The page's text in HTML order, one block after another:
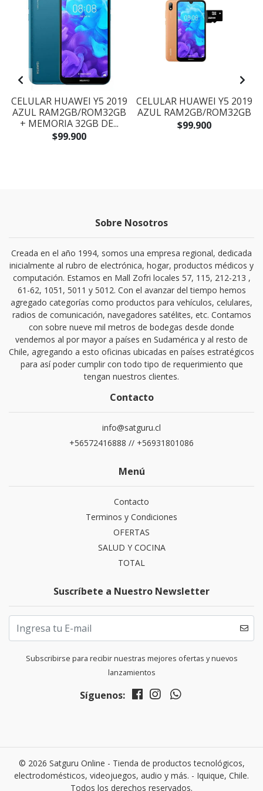
CELULAR HUAWEI Y5 2019
AZUL RAM2GB/ROM32GB
+ MEMORIA 32GB DE...
$99.900
CELULAR HUAWEI Y5 2019
AZUL RAM2GB/ROM32GB
$99.900
Sobre Nosotros
Creada en el año 1994, somos una empresa regional, dedicada
inicialmente al rubro de electrónica, hogar, productos médicos y
computación. Estamos en Mall Zofri locales 57, 115, 212-213 ,
61-62, 1051, 5011 y 5012. Con el avanzar del tiempo hemos
agregado categorías como productos para vehículos, celulares,
radios de comunicación, navegadores satélites, etc. Contamos
con sobre nueve mil metros de bodegas desde donde
vendemos al por mayor a países en Sudamérica y al resto de
Chile, agregando a esto oficinas ubicadas en países estratégicos
para así poder cumplir con todo tipo de requerimiento que
tengan nuestros clientes.
Contacto
info@satguru.cl
+56572416888 // +56931801086
Menú
Contacto
Terminos y Condiciones
OFERTAS
SALUD Y COCINA
TOTAL
Suscríbete a Nuestro Newsletter
Subscribirse para recibir nuestras mejores ofertas y nuevos
lanzamientos
Síguenos:
© 2026 Satguru Online - Tienda de productos tecnológicos,
electrodomésticos, videojuegos, audio y más. - Iquique, Chile.
Todos los derechos reservados.